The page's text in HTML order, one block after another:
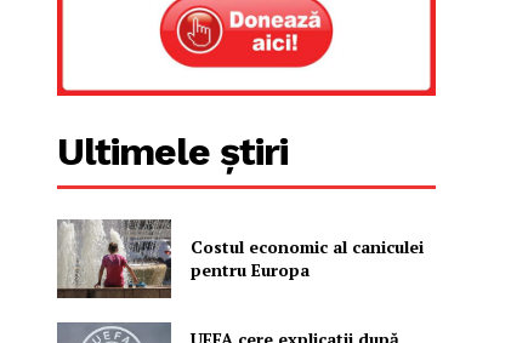
Ultimele știri
Costul economic al caniculei
pentru Europa